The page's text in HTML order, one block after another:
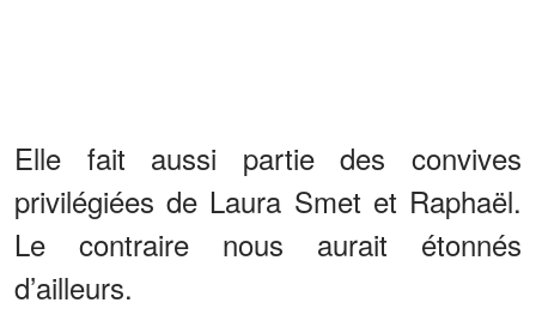
Elle fait aussi partie des convives
privilégiées de Laura Smet et Raphaël.
Le contraire nous aurait étonnés
d’ailleurs.